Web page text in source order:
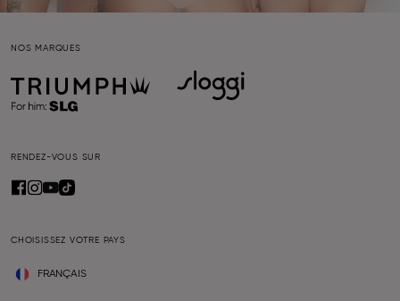
NOS MARQUES
RENDEZ-VOUS SUR
CHOISISSEZ VOTRE PAYS
FRANÇAIS